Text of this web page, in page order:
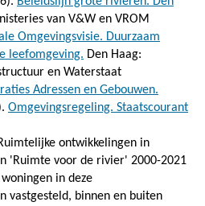
van V&W en VROM
Omgevingsvisie. Duurzaam
leefomgeving. Den Haag:
en Waterstaat
Adressen en Gebouwen.
Omgevingsregeling. Staatscourant
ontwikkelingen in
'Ruimte voor de rivier' 2000-2021
in deze
vastgesteld, binnen en buiten